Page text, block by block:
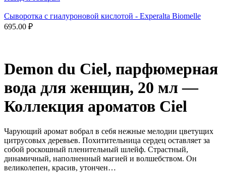
Сыворотка с гиалуроновой кислотой - Experalta Biomelle
695.00 ₽
Demon du Ciel, парфюмерная
вода для женщин, 20 мл —
Коллекция ароматов Ciel
Чарующий аромат вобрал в себя нежные мелодии цветущих
цитрусовых деревьев. Похитительница сердец оставляет за
собой роскошный пленительный шлейф. Страстный,
динамичный, наполненный магией и волшебством. Он
великолепен, красив, утончен…